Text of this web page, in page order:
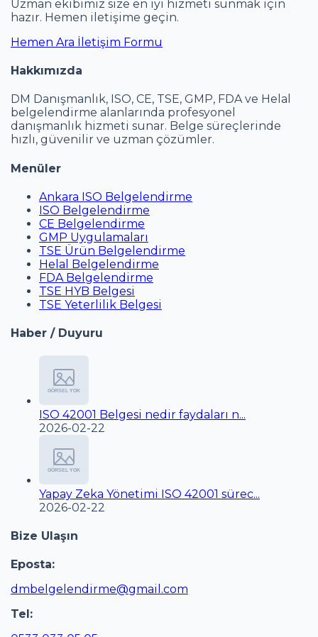
Uzman ekibimiz size en iyi hizmeti sunmak için
hazır. Hemen iletişime geçin.
Hemen Ara İletişim Formu
Hakkımızda
DM Danışmanlık, ISO, CE, TSE, GMP, FDA ve Helal
belgelendirme alanlarında profesyonel
danışmanlık hizmeti sunar. Belge süreçlerinde
hızlı, güvenilir ve uzman çözümler.
Menüler
Ankara ISO Belgelendirme
ISO Belgelendirme
CE Belgelendirme
GMP Uygulamaları
TSE Ürün Belgelendirme
Helal Belgelendirme
FDA Belgelendirme
TSE HYB Belgesi
TSE Yeterlilik Belgesi
Haber / Duyuru
ISO 42001 Belgesi nedir faydaları n...
2026-02-22
Yapay Zeka Yönetimi ISO 42001 sürec...
2026-02-22
Bize Ulaşın
Eposta:
dmbelgelendirme@gmail.com
Tel: